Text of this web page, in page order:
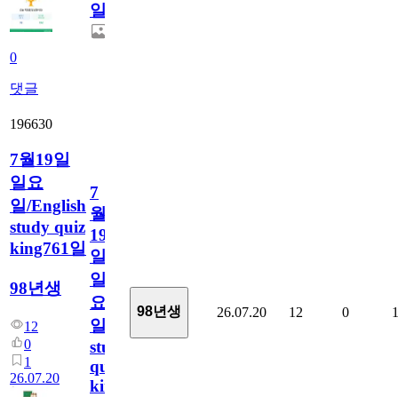
0
댓글
일
196630
7월19일
일요
일/English
study quiz
king761일
98년생
12
0
1
26.07.20
7
월
19
일
일
요
일/English
study
quiz
king761
98년생 26.07.20 12 0 1